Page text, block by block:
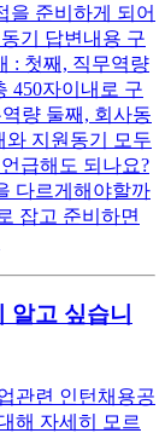
을 준비하게 되어
기 답변내용 구
: 첫째, 직무역량
450자이내로 구
량 둘째, 회사동
와 지원동기 모두
급해도 되나요?
다르게해야할까
잡고 준비하면
알고 싶습니
관련 인턴채용공
해 자세히 모르